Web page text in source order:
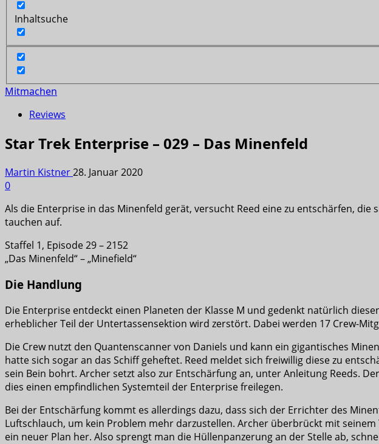
Inhaltsuche
Mitmachen
Reviews
Star Trek Enterprise – 029 – Das Minenfeld
Martin Kistner28. Januar 2020
0
Als die Enterprise in das Minenfeld gerät, versucht Reed eine zu entschärfen,
tauchen auf.
Staffel 1, Episode 29 – 2152
„Das Minenfeld“ – „Minefield“
Die Handlung
Die Enterprise entdeckt einen Planeten der Klasse M und gedenkt natürlich
erheblicher Teil der Untertassensektion wird zerstört. Dabei werden 17 Crew-
Die Crew nutzt den Quantenscanner von Daniels und kann ein gigantisches
hatte sich sogar an das Schiff geheftet. Reed meldet sich freiwillig diese zu
sein Bein bohrt. Archer setzt also zur Entschärfung an, unter Anleitung Reeds.
dies einen empfindlichen Systemteil der Enterprise freilegen.
Bei der Entschärfung kommt es allerdings dazu, dass sich der Errichter des
Luftschlauch, um kein Problem mehr darzustellen. Archer überbrückt mit
ein neuer Plan her. Also sprengt man die Hüllenpanzerung an der Stelle ab,